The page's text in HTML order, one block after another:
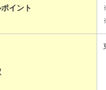
イント